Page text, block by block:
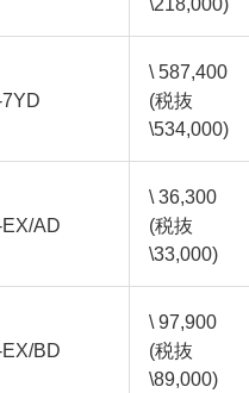
\ 587,400
(税抜
\534,000)
AD
\ 36,300
(税抜
\33,000)
BD
\ 97,900
(税抜
\89,000)